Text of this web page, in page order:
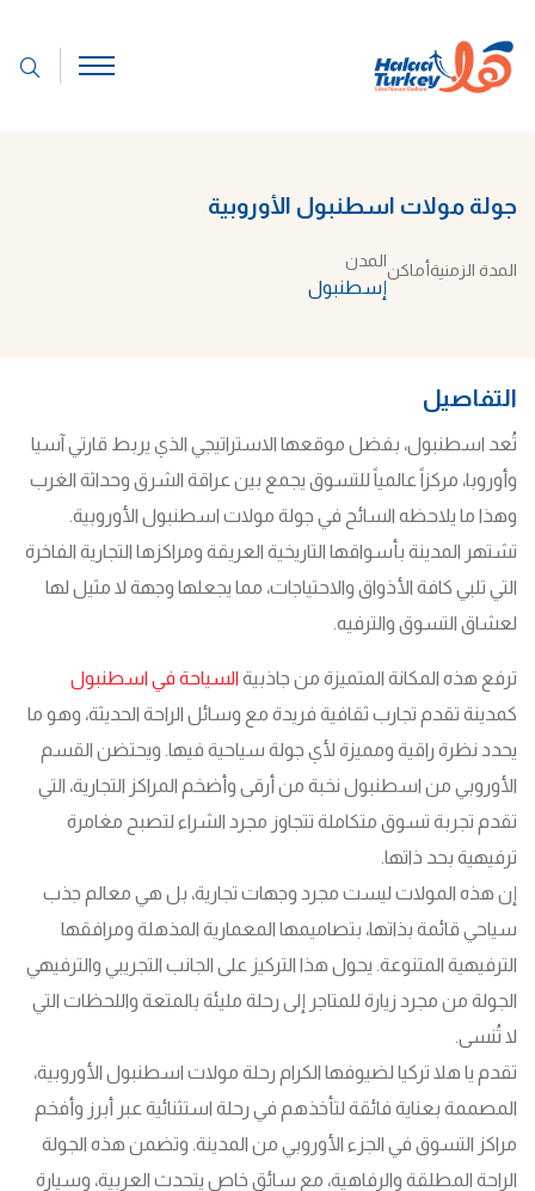
جولة مولات اسطنبول الأوروبية
المدة الزمنيةأماكنالمدن
إسطنبول
التفاصيل
تُعد اسطنبول، بفضل موقعها الاستراتيجي الذي يربط قارتي آسيا
وأوروبا، مركزاً عالمياً للتسوق يجمع بين عراقة الشرق وحداثة الغرب
وهذا ما يلاحظه السائح في جولة مولات اسطنبول الأوروبية.
تشتهر المدينة بأسواقها التاريخية العريقة ومراكزها التجارية الفاخرة
التي تلبي كافة الأذواق والاحتياجات، مما يجعلها وجهة لا مثيل لها
لعشاق التسوق والترفيه.
ترفع هذه المكانة المتميزة من جاذبية السياحة في اسطنبول
كمدينة تقدم تجارب ثقافية فريدة مع وسائل الراحة الحديثة، وهو ما
يحدد نظرة راقية ومميزة لأي جولة سياحية فيها. ويحتضن القسم
الأوروبي من اسطنبول نخبة من أرقى وأضخم المراكز التجارية، التي
تقدم تجربة تسوق متكاملة تتجاوز مجرد الشراء لتصبح مغامرة
ترفيهية بحد ذاتها.
إن هذه المولات ليست مجرد وجهات تجارية، بل هي معالم جذب
سياحي قائمة بذاتها، بتصاميمها المعمارية المذهلة ومرافقها
الترفيهية المتنوعة. يحول هذا التركيز على الجانب التجريبي والترفيهي
الجولة من مجرد زيارة للمتاجر إلى رحلة مليئة بالمتعة واللحظات التي
لا تُنسى.
تقدم يا هلا تركيا لضيوفها الكرام رحلة مولات اسطنبول الأوروبية،
المصممة بعناية فائقة لتأخذهم في رحلة استثنائية عبر أبرز وأفخم
مراكز التسوق في الجزء الأوروبي من المدينة. وتضمن هذه الجولة
الراحة المطلقة والرفاهية، مع سائق خاص يتحدث العربية، وسيارة